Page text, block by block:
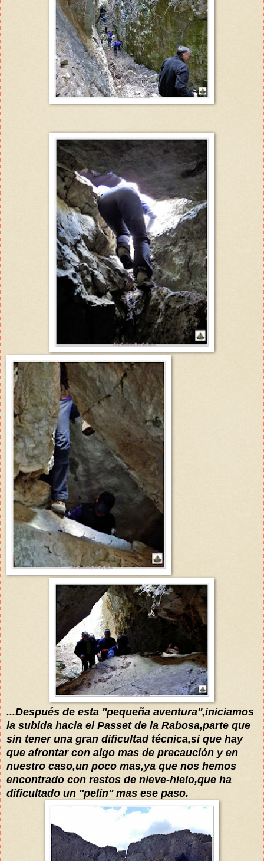
...Después de esta ''pequeña aventura'',iniciamos
la subida hacia el Passet de la Rabosa,parte que
sin tener una gran dificultad técnica,si que hay
que afrontar con algo mas de precaución y en
nuestro caso,un poco mas,ya que nos hemos
encontrado con restos de nieve-hielo,que ha
dificultado un ''pelin'' mas ese paso.